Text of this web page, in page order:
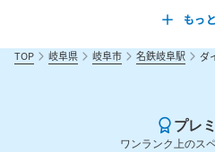
もっ
TOP 岐阜県 岐阜市 名鉄岐阜駅 ダ
プレ
ワンランク上のス